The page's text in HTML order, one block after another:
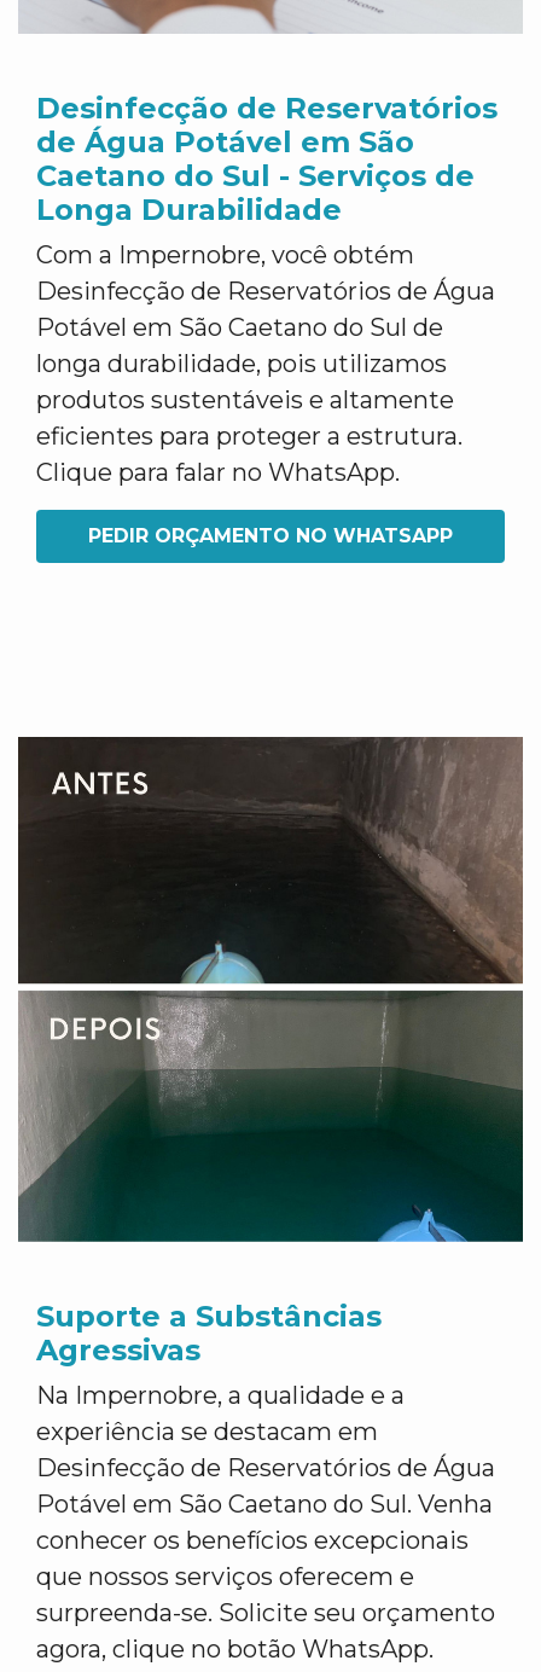
Desinfecção de Reservatórios
de Água Potável em São
Caetano do Sul - Serviços de
Longa Durabilidade
Com a Impernobre, você obtém
Desinfecção de Reservatórios de Água
Potável em São Caetano do Sul de
longa durabilidade, pois utilizamos
produtos sustentáveis e altamente
eficientes para proteger a estrutura.
Clique para falar no WhatsApp.
PEDIR ORÇAMENTO NO WHATSAPP
Suporte a Substâncias
Agressivas
Na Impernobre, a qualidade e a
experiência se destacam em
Desinfecção de Reservatórios de Água
Potável em São Caetano do Sul. Venha
conhecer os benefícios excepcionais
que nossos serviços oferecem e
surpreenda-se. Solicite seu orçamento
agora, clique no botão WhatsApp.